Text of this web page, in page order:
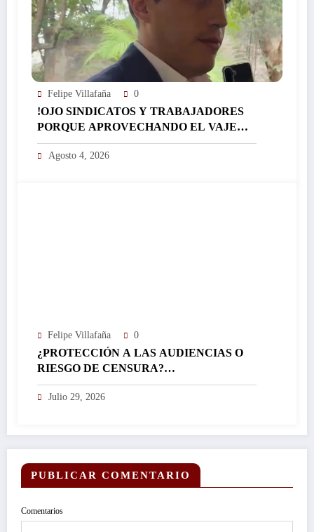
Felipe Villafaña 0
!OJO SINDICATOS Y TRABAJADORES
PORQUE APROVECHANDO EL VAJE
LES APRUEBAN TAMBIÉN. EL TAN
RECHAZADO INSTITUTO DE
Agosto 4, 2026
Felipe Villafaña 0
¿PROTECCIÓN A LAS AUDIENCIAS O
RIESGO DE CENSURA?…
Julio 29, 2026
PUBLICAR COMENTARIO
Comentarios